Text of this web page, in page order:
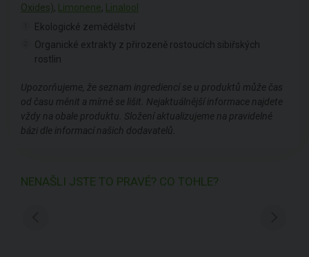
Oxides), Limonene, Linalool
Ekologické zemědělství
Organické extrakty z přirozeně rostoucích sibiřských
rostlin
Upozorňujeme, že seznam ingrediencí se u produktů může čas
od času měnit a mírně se lišit. Nejaktuálnější informace najdete
vždy na obale produktu. Složení aktualizujeme na pravidelné
bázi dle informací našich dodavatelů.
NENAŠLI JSTE TO PRAVÉ? CO TOHLE?